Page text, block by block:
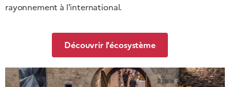
rayonnement à l'international.
Découvrir l'écosystème